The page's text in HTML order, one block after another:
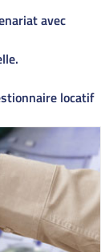
avec
locatif